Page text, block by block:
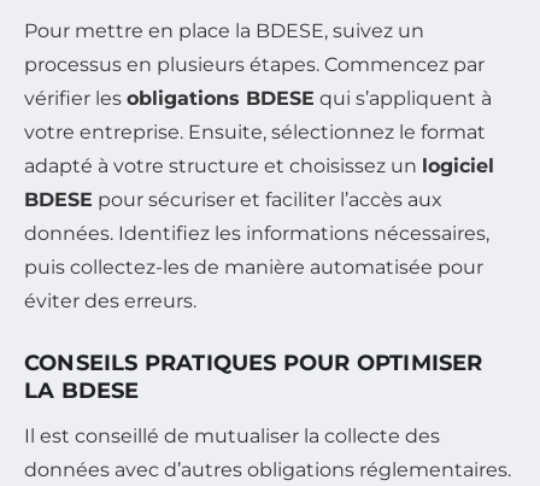
Pour mettre en place la BDESE, suivez un
processus en plusieurs étapes. Commencez par
vérifier les obligations BDESE qui s’appliquent à
votre entreprise. Ensuite, sélectionnez le format
adapté à votre structure et choisissez un logiciel
BDESE pour sécuriser et faciliter l’accès aux
données. Identifiez les informations nécessaires,
puis collectez-les de manière automatisée pour
éviter des erreurs.
CONSEILS PRATIQUES POUR OPTIMISER
LA BDESE
Il est conseillé de mutualiser la collecte des
données avec d’autres obligations réglementaires.